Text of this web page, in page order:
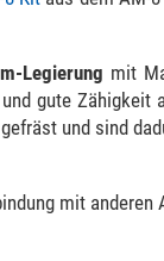
Legierung mit
gute Zähigkeit
und sind
mit anderen